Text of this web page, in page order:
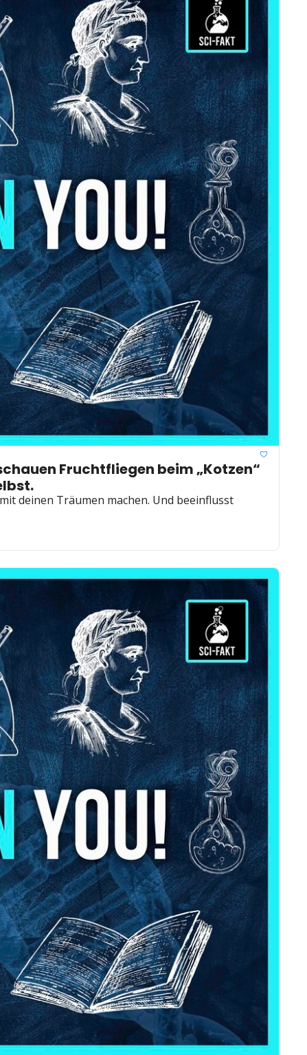
Fruchtfliegen beim „Kotzen“
deinen Träumen machen. Und beeinflusst